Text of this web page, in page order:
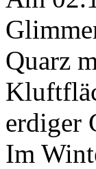
Quarz
erdiger
Im